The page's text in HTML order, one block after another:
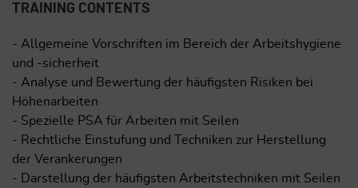
TRAINING CONTENTS
- Allgemeine Vorschriften im Bereich der Arbeitshygiene
und -sicherheit
- Analyse und Bewertung der häufigsten Risiken bei
Höhenarbeiten
- Spezielle PSA für Arbeiten mit Seilen
- Rechtliche Einstufung und Techniken zur Herstellung
der Verankerungen
- Darstellung der häufigsten Arbeitstechniken mit Seilen